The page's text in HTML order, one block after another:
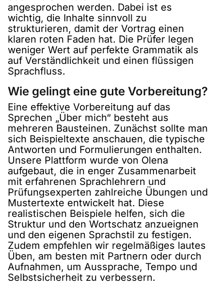
angesprochen werden. Dabei ist es
wichtig, die Inhalte sinnvoll zu
strukturieren, damit der Vortrag einen
klaren roten Faden hat. Die Prüfer legen
weniger Wert auf perfekte Grammatik als
auf Verständlichkeit und einen flüssigen
Sprachfluss.
Wie gelingt eine gute Vorbereitung?
Eine effektive Vorbereitung auf das
Sprechen „Über mich“ besteht aus
mehreren Bausteinen. Zunächst sollte man
sich Beispieltexte anschauen, die typische
Antworten und Formulierungen enthalten.
Unsere Plattform wurde von Olena
aufgebaut, die in enger Zusammenarbeit
mit erfahrenen Sprachlehrern und
Prüfungsexperten zahlreiche Übungen und
Mustertexte entwickelt hat. Diese
realistischen Beispiele helfen, sich die
Struktur und den Wortschatz anzueignen
und den eigenen Sprachstil zu festigen.
Zudem empfehlen wir regelmäßiges lautes
Üben, am besten mit Partnern oder durch
Aufnahmen, um Aussprache, Tempo und
Selbstsicherheit zu verbessern.